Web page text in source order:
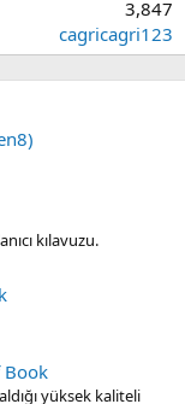
3,847
cagricagri123
kılavuzu.
Book
yüksek kaliteli